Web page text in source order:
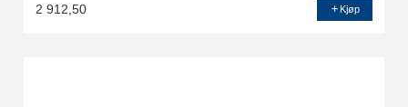
2 912,50 Kjøp